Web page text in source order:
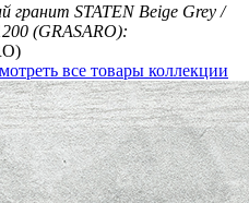
гранит STATEN Beige Grey /
(GRASARO):
все товары коллекции